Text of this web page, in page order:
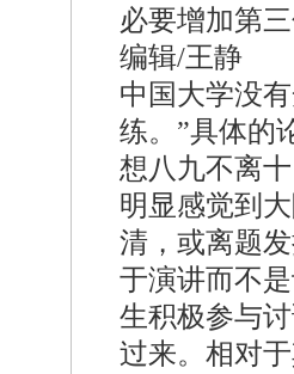
必要增加第
编辑/王静
中国大学没
练。”具体的
想八九不离
明显感觉到
清，或离题
于演讲而不
生积极参与
过来。相对